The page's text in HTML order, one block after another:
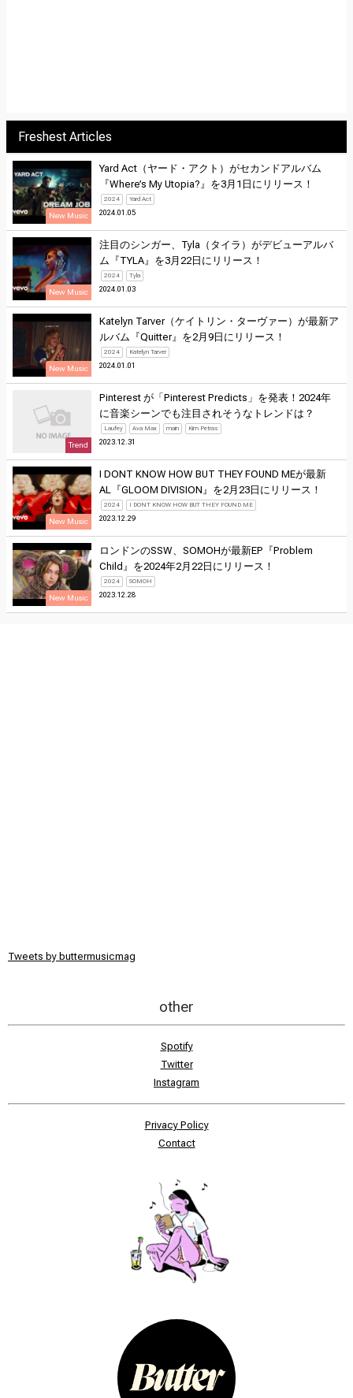
Freshest Articles
New Music
Yard Act（ヤード・アクト）がセカンドアルバム
『Where’s My Utopia?』を3月1日にリリース！
2024 Yard Act
2024.01.05
New Music
注目のシンガー、Tyla（タイラ）がデビューアルバ
ム『TYLA』を3月22日にリリース！
2024 Tyla
2024.01.03
New Music
Katelyn Tarver（ケイトリン・ターヴァー）が最新ア
ルバム『Quitter』を2月9日にリリース！
2024 Katelyn Tarver
2024.01.01
Trend
Pinterest が「Pinterest Predicts」を発表！2024年
に音楽シーンでも注目されそうなトレンドは？
Laufey Ava Max main Kim Petras
2023.12.31
New Music
I DONT KNOW HOW BUT THEY FOUND MEが最新
AL『GLOOM DIVISION』を2月23日にリリース！
2024 I DONT KNOW HOW BUT THEY FOUND ME
2023.12.29
New Music
ロンドンのSSW、SOMOHが最新EP『Problem
Child』を2024年2月22日にリリース！
2024 SOMOH
2023.12.28
Tweets by buttermusicmag
other
Spotify
Twitter
Instagram
Privacy Policy
Contact